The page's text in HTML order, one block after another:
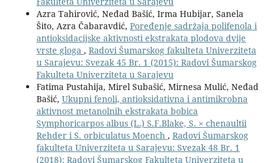
Azra Tahirović, Neđad Bašić, Irma Hubijar, Sanela
Šito, Azra Čabaravdić, Poređenje sadržaja polifenola i
antioksidacijske aktivnosti ekstrakata plodova dvije
vrste gloga , Radovi Šumarskog fakulteta Univerziteta
u Sarajevu: Svezak 45 Br. 1 (2015): Radovi Šumarskog
Fakulteta Univerziteta u Sarajevu
Fatima Pustahija, Mirel Subašić, Mirnesa Mulić, Neđad
Bašić, Ukupni fenoli, antioksidativna i antimikrobna
aktivnost metanolnih ekstrakata bobica
Symphoricarpos albus (L.) S.F.Blake, S. × chenaultii
Rehder i S. orbiculatus Moench , Radovi Šumarskog
fakulteta Univerziteta u Sarajevu: Svezak 48 Br. 1
(2018): Radovi Šumarskog Fakulteta Univerziteta u